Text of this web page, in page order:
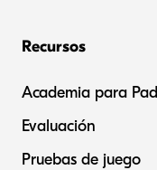
Recursos
Academia para
Evaluación
Pruebas de juego